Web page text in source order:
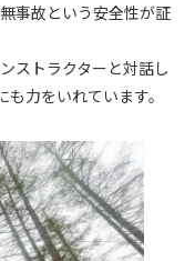
事故という安全性が証
ストラクターと対話し
力をいれています。